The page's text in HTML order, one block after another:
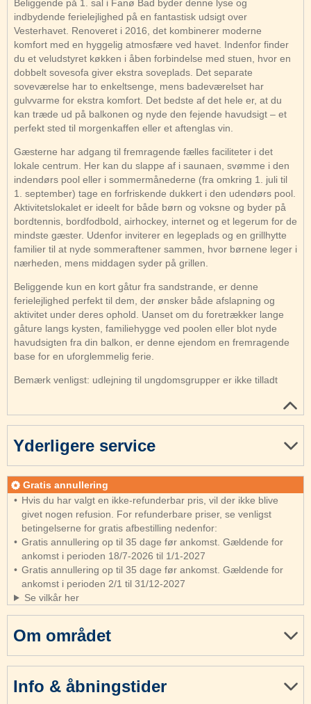
Beliggende på 1. sal i Fanø Bad byder denne lyse og
indbydende ferielejlighed på en fantastisk udsigt over
Vesterhavet. Renoveret i 2016, det kombinerer moderne
komfort med en hyggelig atmosfære ved havet. Indenfor finder
du et veludstyret køkken i åben forbindelse med stuen, hvor en
dobbelt sovesofa giver ekstra soveplads. Det separate
soveværelse har to enkeltsenge, mens badeværelset har
gulvvarme for ekstra komfort. Det bedste af det hele er, at du
kan træde ud på balkonen og nyde den fejende havudsigt – et
perfekt sted til morgenkaffen eller et aftenglas vin.
Gæsterne har adgang til fremragende fælles faciliteter i det
lokale centrum. Her kan du slappe af i saunaen, svømme i den
indendørs pool eller i sommermånederne (fra omkring 1. juli til
1. september) tage en forfriskende dukkert i den udendørs pool.
Aktivitetslokalet er ideelt for både børn og voksne og byder på
bordtennis, bordfodbold, airhockey, internet og et legerum for de
mindste gæster. Udenfor inviterer en legeplads og en grillhytte
familier til at nyde sommeraftener sammen, hvor børnene leger i
nærheden, mens middagen syder på grillen.
Beliggende kun en kort gåtur fra sandstrande, er denne
ferielejlighed perfekt til dem, der ønsker både afslapning og
aktivitet under deres ophold. Uanset om du foretrækker lange
gåture langs kysten, familiehygge ved poolen eller blot nyde
havudsigten fra din balkon, er denne ejendom en fremragende
base for en uforglemmelig ferie.
Bemærk venligst: udlejning til ungdomsgrupper er ikke tilladt
Om området
Info & åbningstider
Yderligere service
Gratis annullering
Hvis du har valgt en ikke-refunderbar pris, vil der ikke blive
givet nogen refusion. For refunderbare priser, se venligst
betingelserne for gratis afbestilling nedenfor:
Gratis annullering op til 35 dage før ankomst. Gældende for
ankomst i perioden 18/7-2026 til 1/1-2027
Gratis annullering op til 35 dage før ankomst. Gældende for
ankomst i perioden 2/1 til 31/12-2027
Se vilkår her